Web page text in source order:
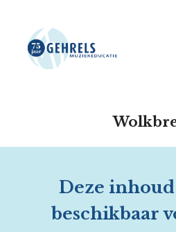
Deze
beschikbaar